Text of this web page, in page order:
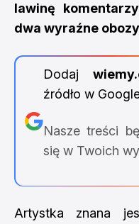
lawinę
dwa wyraźne
Dodaj
źródło w
Nasze treści
się w Twoich
Artystka znana